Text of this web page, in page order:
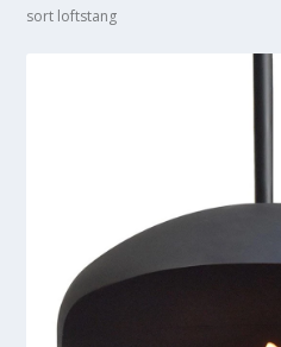
sort loftstang